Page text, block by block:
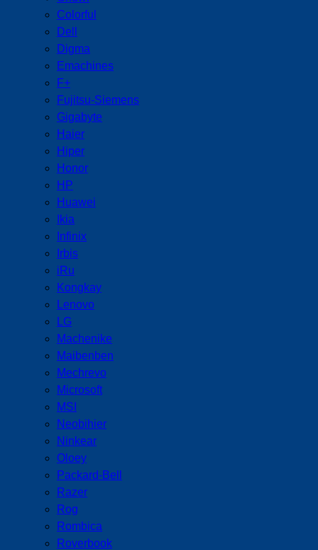
Colorful
Dell
Digma
Emachines
F+
Fujitsu-Siemens
Gigabyte
Haier
Hiper
Honor
HP
Huawei
Ikia
Infinix
Irbis
iRu
Kongkay
Lenovo
LG
Machenike
Maibenben
Mechrevo
Microsoft
MSI
Neobihier
Ninkear
Oloey
Packard-Bell
Razer
Rog
Rombica
Roverbook